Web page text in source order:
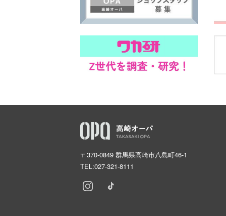
〒370-0849 群馬県高崎市八島町46-1
TEL:027-321-8111